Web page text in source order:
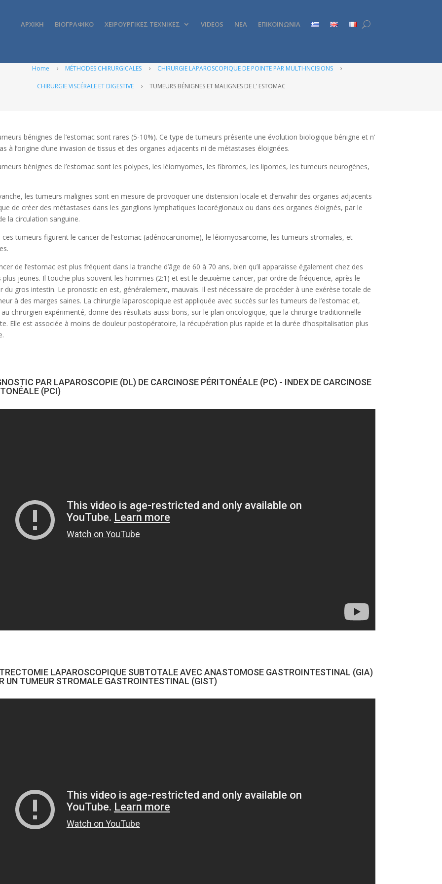
ΑΡΧΙΚΗ ΒΙΟΓΡΑΦΙΚΟ ΧΕΙΡΟΥΡΓΙΚΕΣ ΤΕΧΝΙΚΕΣ VIDEOS ΝΕΑ ΕΠΙΚΟΙΝΩΝΙΑ
Home 5 MÉTHODES CHIRURGICALES 5 CHIRURGIE LAPAROSCOPIQUE DE POINTE PAR MULTI-INCISIONS 5
CHIRURGIE VISCÉRALE ET DIGESTIVE 5 TUMEURS BÉNIGNES ET MALIGNES DE L’ ESTOMAC
bénignes de l’estomac sont rares (5-10%). Ce type de tumeurs présente une évolution biologique bénigne et n’
à l’origine d’une invasion de tissus et des organes adjacents ni de métastases éloignées.
bénignes de l’estomac sont les polypes, les léiomyomes, les fibromes, les lipomes, les tumeurs neurogènes,
les tumeurs malignes sont en mesure de provoquer une distension locale et d’envahir des organes adjacents
de créer des métastases dans les ganglions lymphatiques locorégionaux ou dans des organes éloignés, par le
la circulation sanguine.
ces tumeurs figurent le cancer de l’estomac (adénocarcinome), le léiomyosarcome, les tumeurs stromales, et
de l’estomac est plus fréquent dans la tranche d’âge de 60 à 70 ans, bien qu’il apparaisse également chez des
plus jeunes. Il touche plus souvent les hommes (2:1) et est le deuxième cancer, par ordre de fréquence, après le
du gros intestin. Le pronostic en est, généralement, mauvais. Il est nécessaire de procéder à une exérèse totale de
à des marges saines. La chirurgie laparoscopique est appliquée avec succès sur les tumeurs de l’estomac et,
chirurgien expérimenté, donne des résultats aussi bons, sur le plan oncologique, que la chirurgie traditionnelle
Elle est associée à moins de douleur postopératoire, la récupération plus rapide et la durée d’hospitalisation plus
PAR LAPAROSCOPIE (DL) DE CARCINOSE PÉRITONÉALE (PC) - INDEX DE CARCINOSE
(PCI)
LAPAROSCOPIQUE SUBTOTALE AVEC ANASTOMOSE GASTROINTESTINAL (GIA)
UN TUMEUR STROMALE GASTROINTESTINAL (GIST)